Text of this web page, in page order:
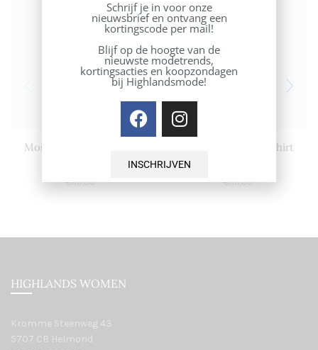
Mos Mosh Mattie shirt
€119,95
Mos Mosh Mattie shirt
€119,95
HIGHLANDS WOMEN
Kromme Steenweg 43
5707 CB Helmond
Schrijf je in voor onze
nieuwsbrief en ontvang een
kortingscode per mail!
Blijf op de hoogte van de
nieuwste modetrends,
kortingsacties en koopzondagen
bij Highlandsmode!
INSCHRIJVEN